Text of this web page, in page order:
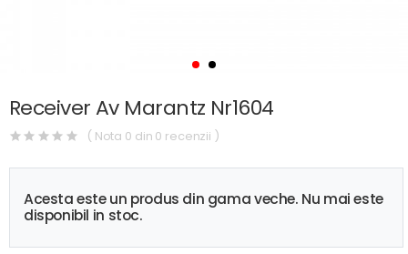
Receiver Av Marantz Nr1604
( Nota 0 din 0 recenzii )
Acesta este un produs din gama veche. Nu mai este
disponibil in stoc.